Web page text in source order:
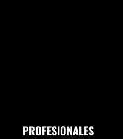
PROFESIONALES